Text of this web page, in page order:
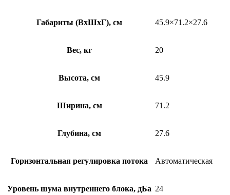
Габариты (ВхШхГ), см 45.9×71.2×27.6
Вес, кг 20
Высота, см 45.9
Ширина, см 71.2
Глубина, см 27.6
Горизонтальная регулировка потока Автоматическая
Уровень шума внутреннего блока, дБа 24